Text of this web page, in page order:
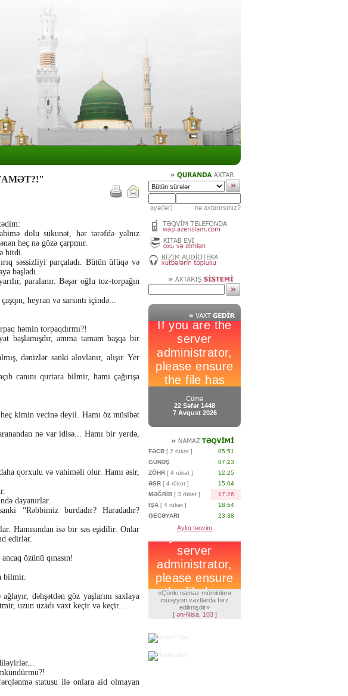
dolu sükunət, hər tərəfdə yalnız
heç nə gözə çarpmır.
bitdi.
səssizliyi parçaladı. Bütün üfüqə və
başladı.
paralanır. Bəşər oğlu toz-torpağın
heyran və sarsıntı içində...
həmin torpaqdırmı?!
başlamışdır, amma tamam başqa bir
dənizlər sanki alovlanır, alışır. Yer
canını qurtara bilmir, hamı çağırışa
kimin vecinə deyil. Hamı öz müsibət
nə var idisə... Hamı bir yerdə,
daha qorxulu və vahiməli olur. Hamı əsir,
dayanırlar.
“Rəbbimiz burdadır? Haradadır?
Hamısından isə bir səs eşidilir. Onlar
edirlər.
özünü qınasın!
bilmir.
dəhşətdən göz yaşlarını saxlaya
uzun uzadı vaxt keçir və keçir...
statusu ilə onlara aid olmayan
ayə(lər) nə axtarırsınız?
Cümə
22 Səfər 1448
7 Avgust 2026
FƏCR [ 2 rükət ]
05:51
GÜNƏŞ
07:23
ZÖHR [ 4 rükət ]
12:25
ƏSR [ 4 rükət ]
15:04
MƏĞRİB [ 3 rükət ]
17:26
İŞA [ 4 rükət ]
18:54
GECƏYARI
23:38
Aylıq təqvim
«Çünki namaz möminlərə
müəyyən vaxtlarda fərz
edilmişdir»
[ ən-Nisa, 103 ]